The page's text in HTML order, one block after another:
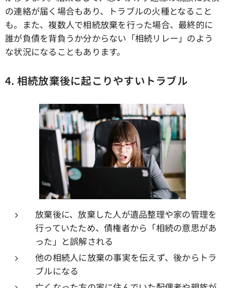
の連絡が届く場合もあり、トラブルの火種となること
も。また、複数人で相続放棄を行った場合、最終的に
誰が負債を背負うか分からない「相続リレー」のよう
な状況になることもあります。
4. 相続放棄後に起こりやすいトラブル
放棄後に、放棄した人が遺品整理や家の管理を
行っていたため、債権者から「相続の意思があ
った」と誤解される
他の相続人に放棄の事実を伝えず、後からトラ
ブルになる